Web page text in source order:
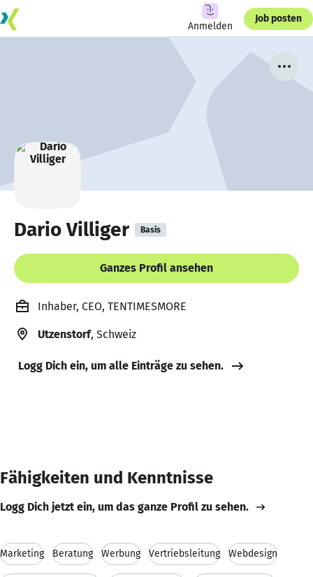
Anmelden
Job posten
Dario Villiger Basis
Ganzes Profil ansehen
Inhaber, CEO, TENTIMESMORE
Utzenstorf, Schweiz
Logg Dich ein, um alle Einträge zu sehen.
Fähigkeiten und Kenntnisse
Logg Dich jetzt ein, um das ganze Profil zu sehen.
Marketing Beratung Werbung Vertriebsleitung Webdesign